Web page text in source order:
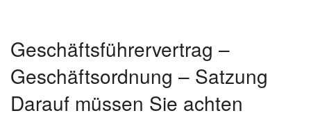
Geschäftsführervertrag –
Geschäftsordnung – Satzung
Darauf müssen Sie achten